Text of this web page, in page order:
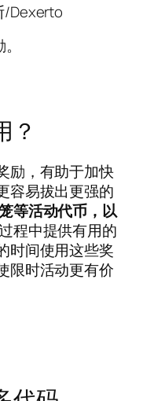
/Dexerto
？
励，有助于加快
容易拔出更强的
等活动代币，以
程中提供有用的
时间使用这些奖
限时活动更有价